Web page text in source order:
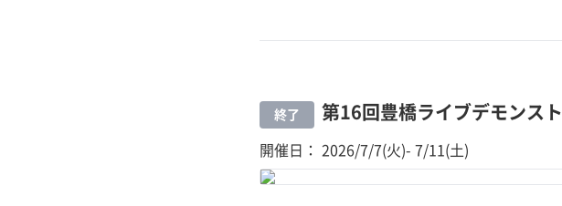
終了 第16回豊橋ライブデモンス
開催日： 2026/7/7(火)- 7/11(土)